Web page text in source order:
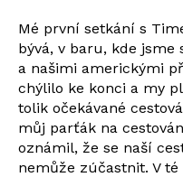
Mé první setkání s
bývá, v baru, kde
a našimi americkými
chýlilo ke konci a my
tolik očekávané
můj parťák na
oznámil, že se naší
nemůže zúčastnit. V